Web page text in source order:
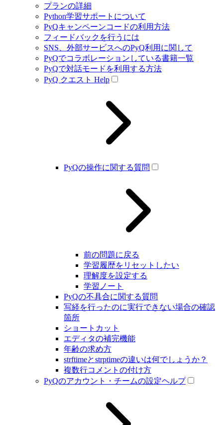
プランの詳細
Python学習サポートについて
PyQキャンペーンコードの利用方法
フィードバックを行うには
SNS、外部サービスへのPyQ利用に関して
PyQでコラボレーションしている書籍一覧
PyQで対話モードを利用する方法
PyQ クエスト Help
PyQの操作に関する質問
前の問題に戻る
学習履歴をリセットしたい
理解度を設定する
学習ノート
PyQの不具合に関する質問
写経を行ったのに実行できない場合の確認
箇所
ショートカット
エディタの補完機能
年齢の求め方
strftimeとstrptimeの違いは何でしょうか？
複数行コメントの付け方
PyQのアカウント・チームの設定ヘルプ